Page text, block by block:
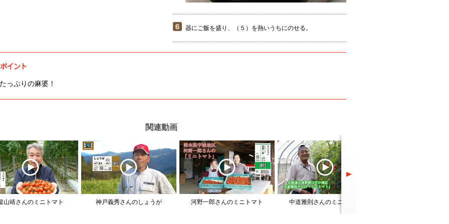
器にご飯を盛り、（５）を熱いうちにのせる。
っぷりの麻婆！
関連動画
山靖さんのミニトマト 神戸義秀さんのしょうが 河野一郎さんのミニトマト 中道雅則さんのミニトマト